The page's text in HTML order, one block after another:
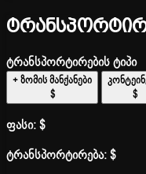
ტრანსპორტირების ტიპი
+ ზომის მანქანები
$
$
ფასი:$
ტრანსპორტირება:$